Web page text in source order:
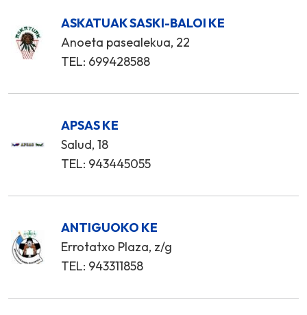
ASKATUAK SASKI-BALOI KE
Anoeta pasealekua, 22
TEL: 699428588
APSAS KE
Salud, 18
TEL: 943445055
ANTIGUOKO KE
Errotatxo Plaza, z/g
TEL: 943311858